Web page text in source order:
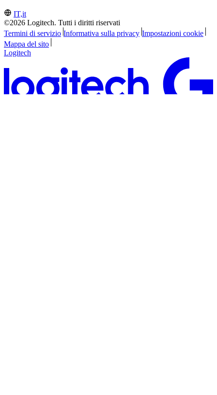
IT,it
©2026 Logitech. Tutti i diritti riservati
Termini di servizio Informativa sulla privacy Impostazioni cookie
Mappa del sito
Logitech